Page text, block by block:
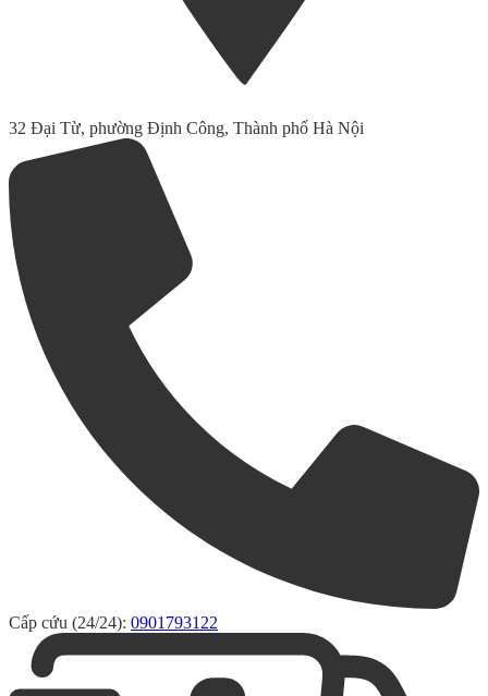
32 Đại Từ, phường Định Công, Thành phố Hà Nội
Cấp cứu (24/24): 0901793122